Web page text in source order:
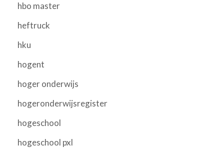
hbo master
heftruck
hku
hogent
hoger onderwijs
hogeronderwijsregister
hogeschool
hogeschool pxl